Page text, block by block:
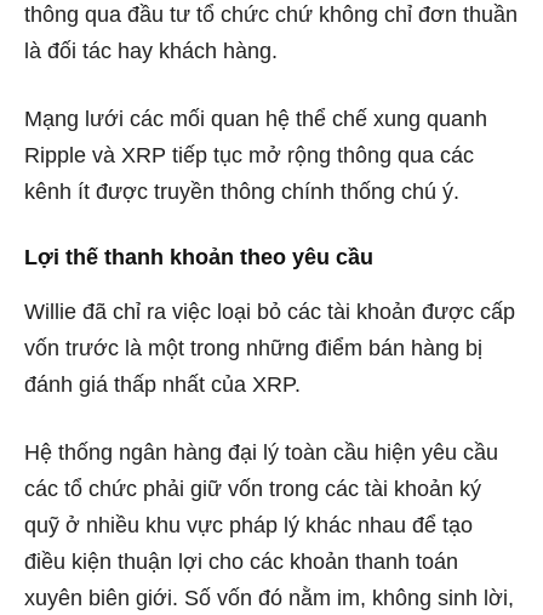
thông qua đầu tư tổ chức chứ không chỉ đơn thuần
là đối tác hay khách hàng.
Mạng lưới các mối quan hệ thể chế xung quanh
Ripple và XRP tiếp tục mở rộng thông qua các
kênh ít được truyền thông chính thống chú ý.
Lợi thế thanh khoản theo yêu cầu
Willie đã chỉ ra việc loại bỏ các tài khoản được cấp
vốn trước là một trong những điểm bán hàng bị
đánh giá thấp nhất của XRP.
Hệ thống ngân hàng đại lý toàn cầu hiện yêu cầu
các tổ chức phải giữ vốn trong các tài khoản ký
quỹ ở nhiều khu vực pháp lý khác nhau để tạo
điều kiện thuận lợi cho các khoản thanh toán
xuyên biên giới. Số vốn đó nằm im, không sinh lời,